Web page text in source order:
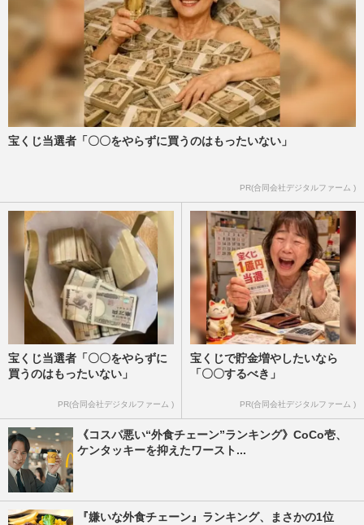
宝くじ当選者「〇〇をやらずに買うのはもったいない」
PR(合同会社デジタルファーム )
宝くじ当選者「〇〇をやらずに
買うのはもったいない」
PR(合同会社デジタルファーム )
宝くじで貯金増やしたいなら
「〇〇するべき」
PR(合同会社デジタルファーム )
《コスパ悪い“外食チェーン”ランキング》CoCo壱、
ケンタッキーを抑えたワースト...
『嫌いな外食チェーン』ランキング、まさかの1位